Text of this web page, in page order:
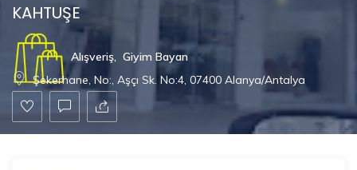
KAHTUŞE
Alışveriş, Giyim Bayan
Şekerhane, No:, Aşçı Sk. No:4, 07400 Alanya/Antalya